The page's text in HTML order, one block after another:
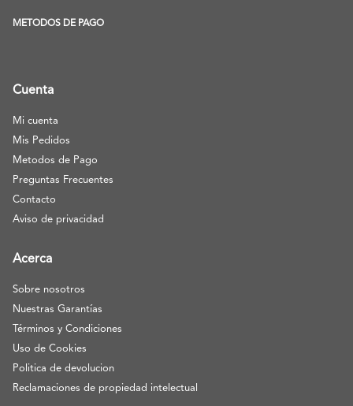
METODOS DE PAGO
Cuenta
Mi cuenta
Mis Pedidos
Metodos de Pago
Preguntas Frecuentes
Contacto
Aviso de privacidad
Acerca
Sobre nosotros
Nuestras Garantías
Términos y Condiciones
Uso de Cookies
Politica de devolucion
Reclamaciones de propiedad intelectual